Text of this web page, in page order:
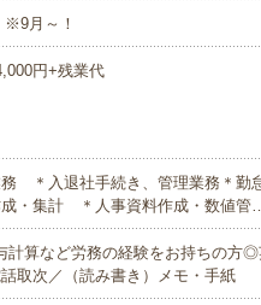
月～！
円+残業代
務 ＊入退社手続き、管理業務＊勤
成・集計 ＊人事資料作成・数値管
算など労務の経験をお持ちの方◎
取次／（読み書き）メモ・手紙